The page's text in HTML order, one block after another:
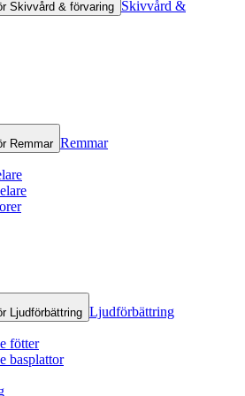
Skivvård & förvaring Skivvård &
Remmar Remmar
Ljudförbättring Ljudförbättring
fötter
basplattor